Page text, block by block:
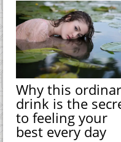
Why this
drink is the
to feeling your
best every day